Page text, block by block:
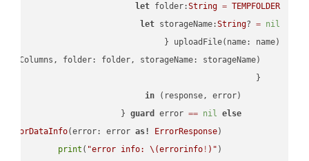
let folder:String = TEMPFOLDER
let storageName:String? = nil
        (response, error)
in
guard
error == nil else
(error: error as!
ErrorResponse
print ( "error info: \(errorinfo! ) "